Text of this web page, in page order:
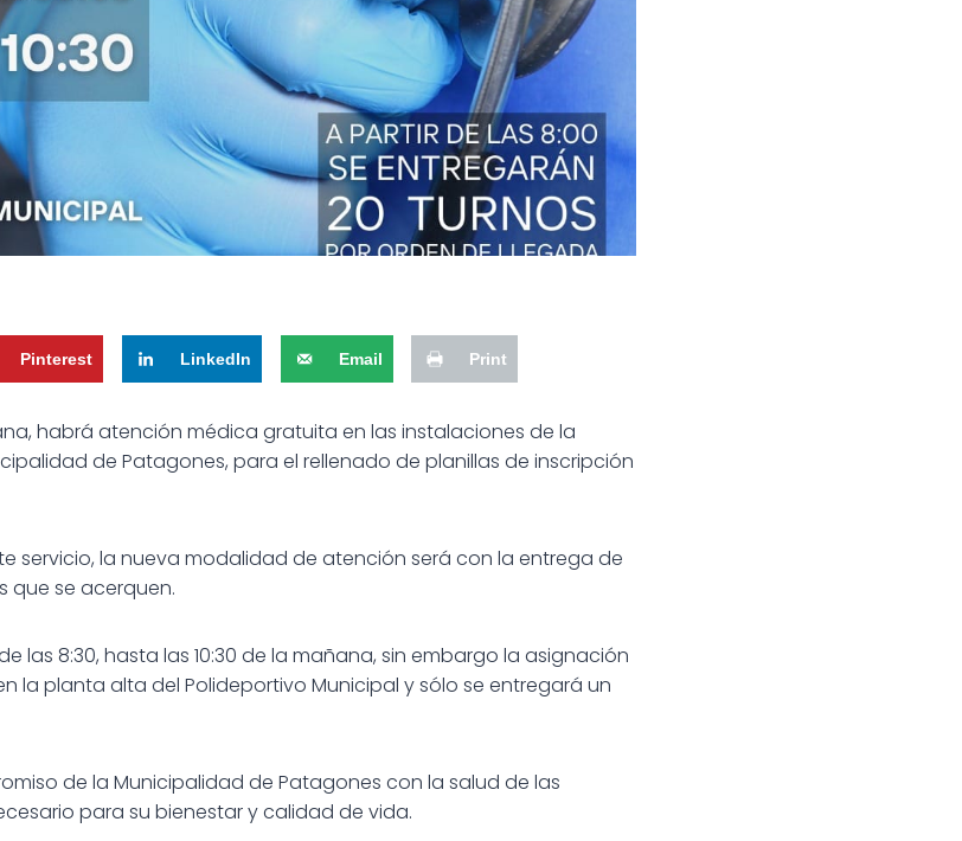
Pinterest LinkedIn Email Print
habrá atención médica gratuita en las instalaciones de la
de Patagones, para el rellenado de planillas de inscripción
servicio, la nueva modalidad de atención será con la entrega de
que se acerquen.
las 8:30, hasta las 10:30 de la mañana, sin embargo la asignación
la planta alta del Polideportivo Municipal y sólo se entregará un
de la Municipalidad de Patagones con la salud de las
para su bienestar y calidad de vida.